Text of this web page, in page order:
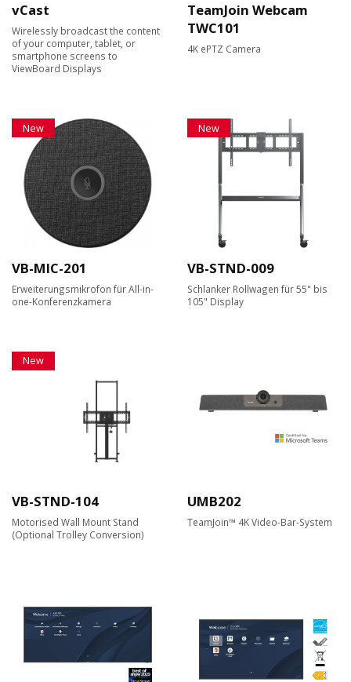
vCast
Wirelessly broadcast the content
of your computer, tablet, or
smartphone screens to
ViewBoard Displays
TeamJoin Webcam
TWC101
4K ePTZ Camera
New
VB-MIC-201
Erweiterungsmikrofon für All-in-
one-Konferenzkamera
New
VB-STND-009
Schlanker Rollwagen für 55" bis
105" Display
New
VB-STND-104
Motorised Wall Mount Stand
(Optional Trolley Conversion)
UMB202
TeamJoin™ 4K Video-Bar-System